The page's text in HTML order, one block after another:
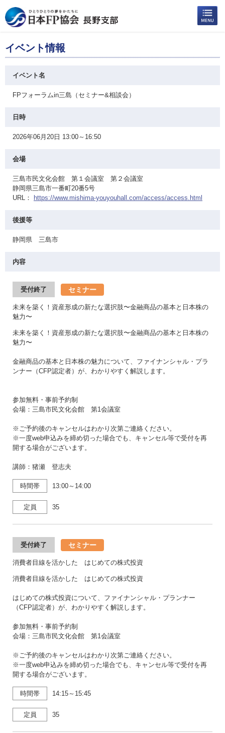
イベント情報
イベント名
FPフォーラムin三島（セミナー&相談会）
日時
2026年06月20日 13:00～16:50
会場
三島市民文化会館 第１会議室 第２会議室
静岡県三島市一番町20番5号
URL：
https://www.mishima-youyouhall.com/access/access.html
後援等
静岡県 三島市
内容
受付終了 セミナー
未来を築く！資産形成の新たな選択肢〜金融商品の基本と日本株の
魅力〜
未来を築く！資産形成の新たな選択肢〜金融商品の基本と日本株の
魅力〜
金融商品の基本と日本株の魅力について、ファイナンシャル・プラ
ンナー（CFP認定者）が、わかりやすく解説します。
参加無料・事前予約制
会場：三島市民文化会館 第1会議室
※ご予約後のキャンセルはわかり次第ご連絡ください。
※一度web申込みを締め切った場合でも、キャンセル等で受付を再
開する場合がございます。
講師：猪瀬 登志夫
時間帯 13:00～14:00
定員 35
受付終了 セミナー
消費者目線を活かした はじめての株式投資
消費者目線を活かした はじめての株式投資
はじめての株式投資について、ファイナンシャル・プランナー
（CFP認定者）が、わかりやすく解説します。
参加無料・事前予約制
会場：三島市民文化会館 第1会議室
※ご予約後のキャンセルはわかり次第ご連絡ください。
※一度web申込みを締め切った場合でも、キャンセル等で受付を再
開する場合がございます。
時間帯 14:15～15:45
定員 35